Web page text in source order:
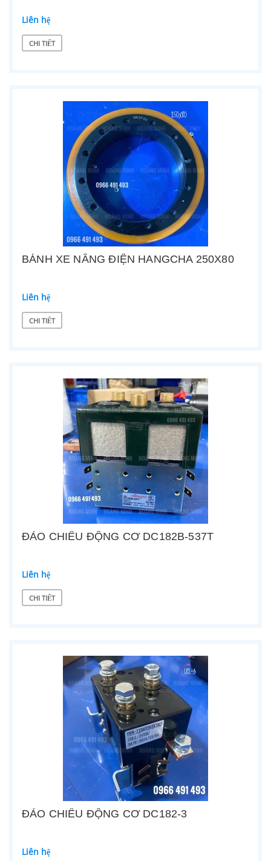
Liên hệ
CHI TIẾT
BÁNH XE NÂNG ĐIỆN HANGCHA 250X80
Liên hệ
CHI TIẾT
ĐẢO CHIỀU ĐỘNG CƠ DC182B-537T
Liên hệ
CHI TIẾT
ĐẢO CHIỀU ĐỘNG CƠ DC182-3
Liên hệ